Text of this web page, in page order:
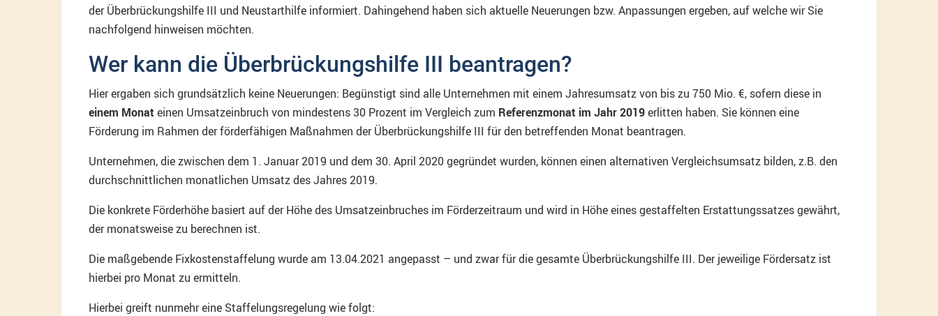
der Überbrückungshilfe III und Neustarthilfe informiert. Dahingehend haben sich aktuelle Neuerungen bzw. Anpassungen ergeben, auf welche wir Sie
nachfolgend hinweisen möchten.
Wer kann die Überbrückungshilfe III beantragen?
Hier ergaben sich grundsätzlich keine Neuerungen: Begünstigt sind alle Unternehmen mit einem Jahresumsatz von bis zu 750 Mio. €, sofern diese in
einem Monat einen Umsatzeinbruch von mindestens 30 Prozent im Vergleich zum Referenzmonat im Jahr 2019erlitten haben. Sie können eine
Förderung im Rahmen der förderfähigen Maßnahmen der Überbrückungshilfe III für den betreffenden Monat beantragen.
Unternehmen, die zwischen dem 1. Januar 2019 und dem 30. April 2020 gegründet wurden, können einen alternativen Vergleichsumsatz bilden, z.B. den
durchschnittlichen monatlichen Umsatz des Jahres 2019.
Die konkrete Förderhöhe basiert auf der Höhe des Umsatzeinbruches im Förderzeitraum und wird in Höhe eines gestaffelten Erstattungssatzes gewährt,
der monatsweise zu berechnen ist.
Die maßgebende Fixkostenstaffelung wurde am 13.04.2021 angepasst – und zwar für die gesamte Überbrückungshilfe III. Der jeweilige Fördersatz ist
hierbei pro Monat zu ermitteln.
Hierbei greift nunmehr eine Staffelungsregelung wie folgt: